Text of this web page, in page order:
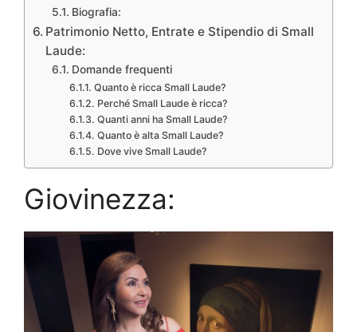
Biografia:
Patrimonio Netto, Entrate e Stipendio di Small
Laude:
Domande frequenti
Quanto è ricca Small Laude?
Perché Small Laude è ricca?
Quanti anni ha Small Laude?
Quanto è alta Small Laude?
Dove vive Small Laude?
Giovinezza: